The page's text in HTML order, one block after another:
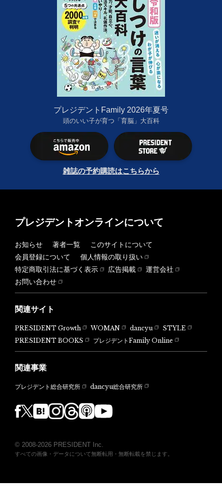
プレジデントFamily 2026年夏号
頭のいい子が育つ「育脳」大百科
雑誌の予約購読はこちらから
プレジデントオンラインについて
お知らせ 著者一覧
このサイトについて
会員登録について
個人情報の取り扱い
特定商取引法に基づく表示
広告掲載
運営会社
お問い合わせ
関連サイト
PRESIDENT Growth WOMAN dancyu
STYLE
PRESIDENT BOOKS
プレジデントFamily Online
関連事業
プレジデント総合研究所 dancyu総合研究所
© 2008-2026 PRESIDENT Inc.
すべての画像・データについて無断転用・無断転載を禁じます。